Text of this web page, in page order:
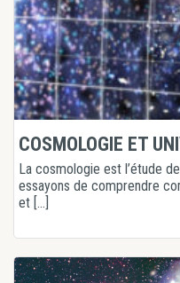
COSMOLOGIE ET
La cosmologie est l’étude
essayons de comprendre
et [...]